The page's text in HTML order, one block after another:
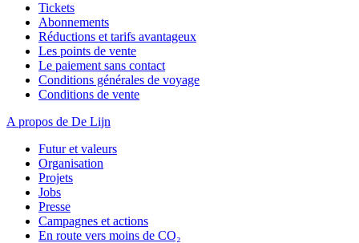
Tickets
Abonnements
Réductions et tarifs avantageux
Les points de vente
Le paiement sans contact
Conditions générales de voyage
Conditions de vente
A propos de De Lijn
Futur et valeurs
Organisation
Projets
Jobs
Presse
Campagnes et actions
En route vers moins de CO₂